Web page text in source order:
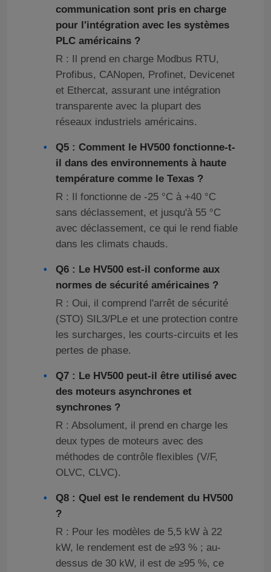
À la maison
Produits
À propos de nous
communication sont pris en charge
pour l'intégration avec les systèmes
PLC américains ?
R : Il prend en charge Modbus RTU,
Profibus, CANopen, Profinet, Devicenet
et Ethercat, assurant une intégration
transparente avec la plupart des
réseaux industriels américains.
Q5 : Comment le HV500 fonctionne-t-
il dans des environnements à haute
température comme le Texas ?
R : Il fonctionne de -25 °C à +40 °C
sans déclassement, et jusqu'à 55 °C
avec déclassement, ce qui le rend fiable
dans les climats chauds.
Q6 : Le HV500 est-il conforme aux
normes de sécurité américaines ?
R : Oui, il comprend l'arrêt de sécurité
(STO) SIL3/PLe et une protection contre
les surcharges, les courts-circuits et les
pertes de phase.
Q7 : Le HV500 peut-il être utilisé avec
des moteurs asynchrones et
synchrones ?
R : Absolument, il prend en charge les
deux types de moteurs avec des
méthodes de contrôle flexibles (V/F,
OLVC, CLVC).
Q8 : Quel est le rendement du HV500
?
R : Pour les modèles de 5,5 kW à 22
kW, le rendement est de ≥93 % ; au-
dessus de 30 kW, il est de ≥95 %, ce